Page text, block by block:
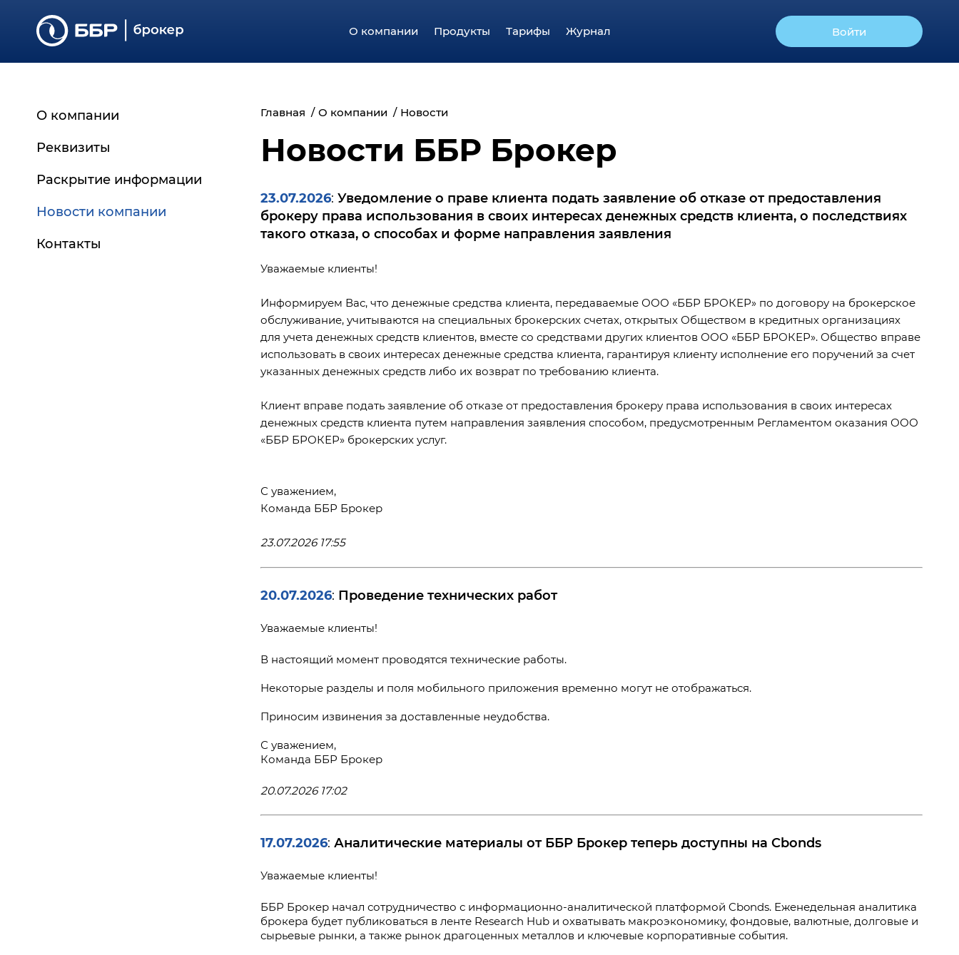
О компании Продукты Тарифы Журнал Войти
О компании
Реквизиты
Раскрытие информации
Основные сведения
Отчётность
Новости компании
Контакты
Главная О компании Новости
Новости ББР Брокер
23.07.2026: Уведомление о праве клиента подать заявление об отказе от предоставления
брокеру права использования в своих интересах денежных средств клиента, о последствиях
такого отказа, о способах и форме направления заявления
Уважаемые клиенты!
Информируем Вас, что денежные средства клиента, передаваемые ООО «ББР БРОКЕР» по договору на брокерское
обслуживание, учитываются на специальных брокерских счетах, открытых Обществом в кредитных организациях
для учета денежных средств клиентов, вместе со средствами других клиентов ООО «ББР БРОКЕР». Общество вправе
использовать в своих интересах денежные средства клиента, гарантируя клиенту исполнение его поручений за счет
указанных денежных средств либо их возврат по требованию клиента.
Клиент вправе подать заявление об отказе от предоставления брокеру права использования в своих интересах
денежных средств клиента путем направления заявления способом, предусмотренным Регламентом оказания ООО
«ББР БРОКЕР» брокерских услуг.
С уважением,
Команда ББР Брокер
23.07.2026 17:55
20.07.2026: Проведение технических работ
Уважаемые клиенты!
В настоящий момент проводятся технические работы.
Некоторые разделы и поля мобильного приложения временно могут не отображаться.
Приносим извинения за доставленные неудобства.
С уважением,
Команда ББР Брокер
20.07.2026 17:02
17.07.2026: Аналитические материалы от ББР Брокер теперь доступны на Cbonds
Уважаемые клиенты!
ББР Брокер начал сотрудничество с информационно-аналитической платформой Cbonds. Еженедельная аналитика
брокера будет публиковаться в ленте Research Hub и охватывать макроэкономику, фондовые, валютные, долговые и
сырьевые рынки, а также рынок драгоценных металлов и ключевые корпоративные события.